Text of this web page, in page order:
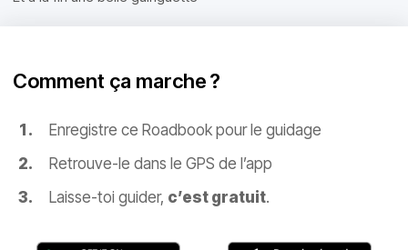
Comment ça marche ?
Enregistre ce Roadbook pour le guidage
Retrouve-le dans le GPS de l’app
Laisse-toi guider, c’est gratuit.